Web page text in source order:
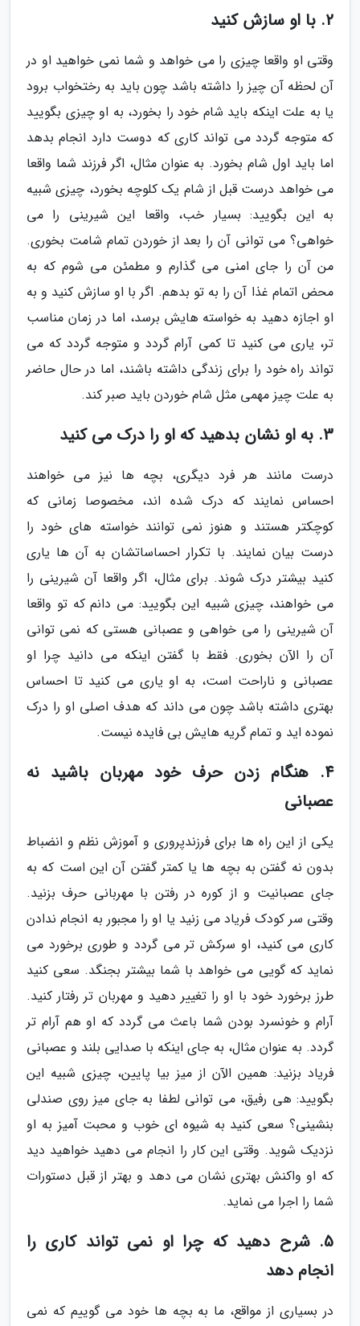
2. با او سازش کنید
وقتی او واقعا چیزی را می خواهد و شما نمی خواهید او در
آن لحظه آن چیز را داشته باشد چون باید به رختخواب برود
یا به علت اینکه باید شام خود را بخورد، به او چیزی بگویید
که متوجه گردد می تواند کاری که دوست دارد انجام بدهد
اما باید اول شام بخورد. به عنوان مثال، اگر فرزند شما واقعا
می خواهد درست قبل از شام یک کلوچه بخورد، چیزی شبیه
به این بگویید: بسیار خب، واقعا این شیرینی را می
خواهی؟ می توانی آن را بعد از خوردن تمام شامت بخوری.
من آن را جای امنی می گذارم و مطمئن می شوم که به
محض اتمام غذا آن را به تو بدهم. اگر با او سازش کنید و به
او اجازه دهید به خواسته هایش برسد، اما در زمان مناسب
تر، یاری می کنید تا کمی آرام گردد و متوجه گردد که می
تواند راه خود را برای زندگی داشته باشند، اما در حال حاضر
به علت چیز مهمی مثل شام خوردن باید صبر کند.
3. به او نشان بدهید که او را درک می کنید
درست مانند هر فرد دیگری، بچه ها نیز می خواهند
احساس نمایند که درک شده اند، مخصوصا زمانی که
کوچکتر هستند و هنوز نمی توانند خواسته های خود را
درست بیان نمایند. با تکرار احساساتشان به آن ها یاری
کنید بیشتر درک شوند. برای مثال، اگر واقعا آن شیرینی را
می خواهند، چیزی شبیه این بگویید: می دانم که تو واقعا
آن شیرینی را می خواهی و عصبانی هستی که نمی توانی
آن را الآن بخوری. فقط با گفتن اینکه می دانید چرا او
عصبانی و ناراحت است، به او یاری می کنید تا احساس
بهتری داشته باشد چون می داند که هدف اصلی او را درک
نموده اید و تمام گریه هایش بی فایده نیست.
4. هنگام زدن حرف خود مهربان باشید نه
عصبانی
یکی از این راه ها برای فرزندپروری و آموزش نظم و انضباط
بدون نه گفتن به بچه ها یا کمتر گفتن آن این است که به
جای عصبانیت و از کوره در رفتن با مهربانی حرف بزنید.
وقتی سر کودک فریاد می زنید یا او را مجبور به انجام ندادن
کاری می کنید، او سرکش تر می گردد و طوری برخورد می
نماید که گویی می خواهد با شما بیشتر بجنگد. سعی کنید
طرز برخورد خود با او را تغییر دهید و مهربان تر رفتار کنید.
آرام و خونسرد بودن شما باعث می گردد که او هم آرام تر
گردد. به عنوان مثال، به جای اینکه با صدایی بلند و عصبانی
فریاد بزنید: همین الآن از میز بیا پایین، چیزی شبیه این
بگویید: هی رفیق، می توانی لطفا به جای میز روی صندلی
بنشینی؟ سعی کنید به شیوه ای خوب و محبت آمیز به او
نزدیک شوید. وقتی این کار را انجام می دهید خواهید دید
که او واکنش بهتری نشان می دهد و بهتر از قبل دستورات
شما را اجرا می نماید.
5. شرح دهید که چرا او نمی تواند کاری را
انجام دهد
در بسیاری از مواقع، ما به بچه ها خود می گوییم که نمی